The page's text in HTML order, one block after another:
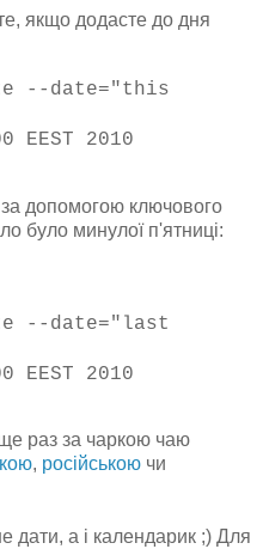
якщо додасте до дня
--date="this
2010
допомогою ключового
було минулої п'ятниці:
--date="last
2010
раз за чаркою чаю
, російською чи
а і календарик ;) Для